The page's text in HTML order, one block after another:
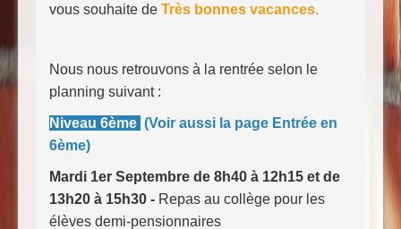
vous souhaite de Très bonnes vacances.
Nous nous retrouvons à la rentrée selon le
planning suivant :
Niveau 6ème (Voir aussi la page Entrée en
6ème)
Mardi 1er Septembre de 8h40 à 12h15 et de
13h20 à 15h30 - Repas au collège pour les
élèves demi-pensionnaires